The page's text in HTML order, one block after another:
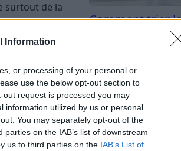
Information
or processing of your personal or
use the below opt-out section to
request is processed you may
information utilized by us or personal
You may separately opt-out of the
on the IAB’s list of downstream
us to third parties on the IAB’s List of
surtout de la
de
camoufler »
forts.
Comment trier
sans y passer
Tri du linge : rien
beaucoup d’entre
du lavage vous
compliquée, rassurez-
astuces simples